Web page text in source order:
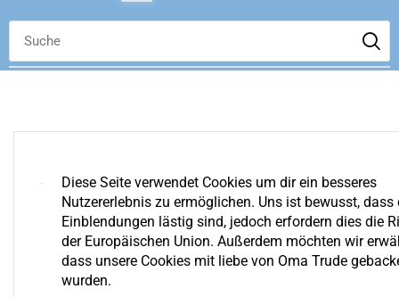
YOUR WISHLIST IS EMPTY
We invite you to get acquainted with an assortment of our
shop. Surely you can find something for yourself!
Diese Seite verwendet Cookies um dir ein besseres
Nutzererlebnis zu ermöglichen. Uns ist bewusst, dass
Einblendungen lästig sind, jedoch erfordern dies die
der Europäischen Union. Außerdem möchten wir
dass unsere Cookies mit liebe von Oma Trude
wurden.